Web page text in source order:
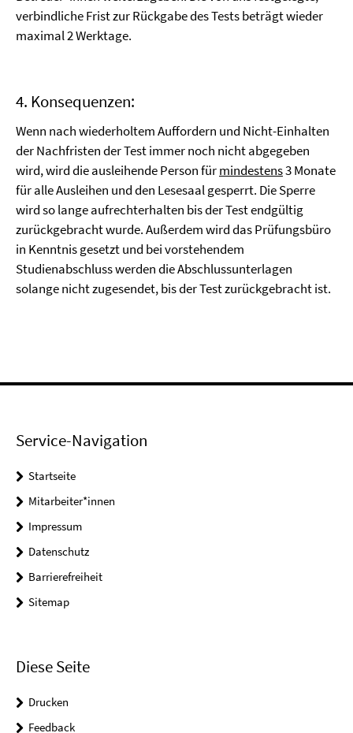
verbindliche Frist zur Rückgabe des Tests beträgt wieder
maximal 2 Werktage.
4. Konsequenzen:
Wenn nach wiederholtem Auffordern und Nicht-Einhalten
der Nachfristen der Test immer noch nicht abgegeben
wird, wird die ausleihende Person fürmindestens3 Monate
für alle Ausleihen und den Lesesaal gesperrt. Die Sperre
wird so lange aufrechterhalten bis der Test endgültig
zurückgebracht wurde. Außerdem wird das Prüfungsbüro
in Kenntnis gesetzt und bei vorstehendem
Studienabschluss werden die Abschlussunterlagen
solange nicht zugesendet, bis der Test zurückgebracht ist.
Service-Navigation
Startseite
Mitarbeiter*innen
Impressum
Datenschutz
Barrierefreiheit
Sitemap
Diese Seite
Drucken
Feedback